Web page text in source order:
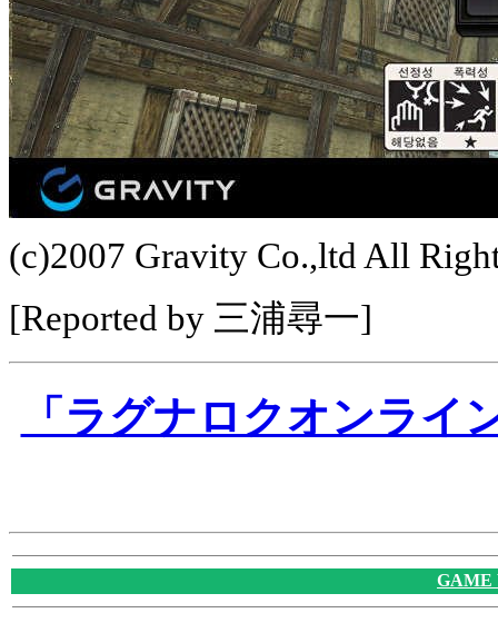
(c)2007 Gravity Co.,ltd All
[Reported by 三浦尋一]
「ラグナロクオンライ
GAME